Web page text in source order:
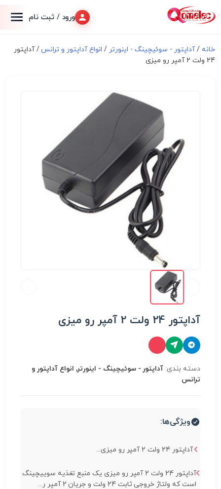
ورود / ثبت نام
خانه /آداپتور - سوئیچینگ - اینورتر / انواع آداپتور و ترانس/ آداپتور
24 ولت 2 آمپر رو میزی
آداپتور 24 ولت 2 آمپر رو میزی
دسته بندی: آداپتور - سوئیچینگ - اینورتر, انواع آداپتور و
ترانس
ویژگی‌ها:
آداپتور 24 ولت 2 آمپر رو میزی...
آداپتور 24 ولت 2 آمپر رو میزی یک منبع تغذیه سوییچینگ
است که ولتاژ خروجی ثابت 24 ولت و جریان 2 آمپر ر...